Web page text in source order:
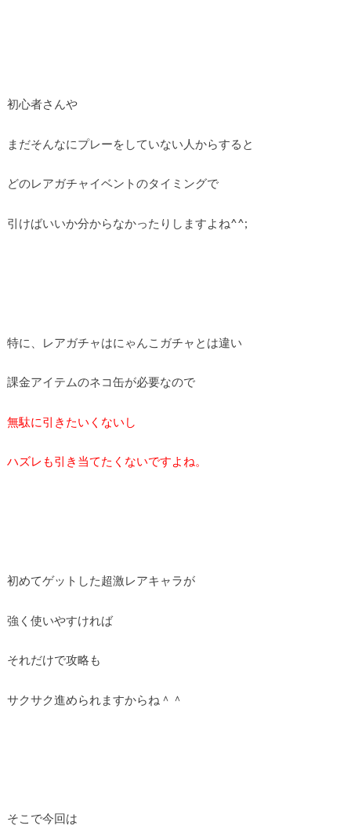
初心者さんや
まだそんなにプレーをしていない人からすると
どのレアガチャイベントのタイミングで
引けばいいか分からなかったりしますよね^^;
特に、レアガチャはにゃんこガチャとは違い
課金アイテムのネコ缶が必要なので
無駄に引きたいくないし
ハズレも引き当てたくないですよね。
初めてゲットした超激レアキャラが
強く使いやすければ
それだけで攻略も
サクサク進められますからね＾＾
そこで今回は